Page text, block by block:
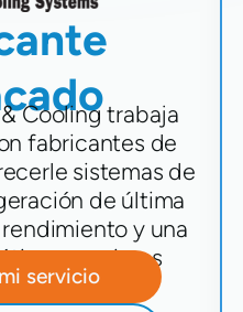
Cooling trabaja
fabricantes de
sistemas de
de última
y una
superiores
servicio